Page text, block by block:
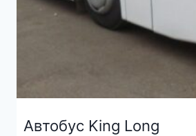
Автобус King Long